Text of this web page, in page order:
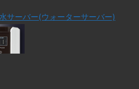
サーバー(ウォーターサーバー)